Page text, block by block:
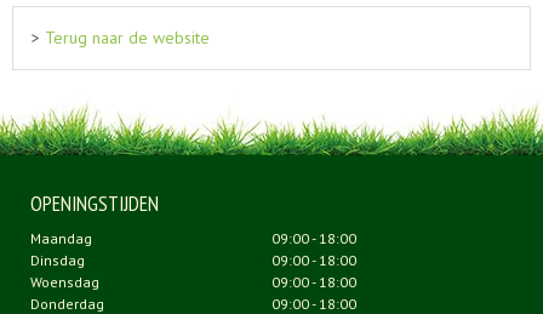
> Terug naar de website
OPENINGSTIJDEN
Maandag
09:00 - 18:00
Dinsdag
09:00 - 18:00
Woensdag
09:00 - 18:00
Donderdag
09:00 - 18:00